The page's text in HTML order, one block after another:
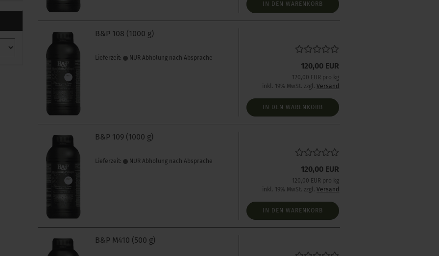
IN DEN WARENKORB
B&P 108 (1000 g)
Lieferzeit: NUR Abholung nach Absprache
120,00 EUR
120,00 EUR pro kg
inkl. 19% MwSt. zzgl.Versand
IN DEN WARENKORB
B&P 109 (1000 g)
Lieferzeit: NUR Abholung nach Absprache
120,00 EUR
120,00 EUR pro kg
inkl. 19% MwSt. zzgl.Versand
IN DEN WARENKORB
B&P M410 (500 g)